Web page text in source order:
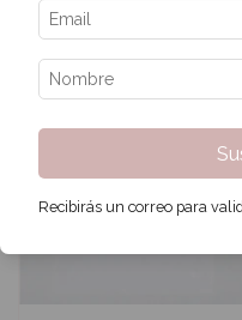
Quizás te interesen los
Recibirás un correo para